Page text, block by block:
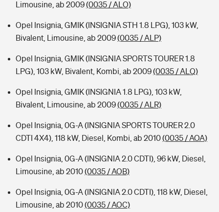
Limousine, ab 2009(0035 / ALO)
Opel Insignia, GMIK (INSIGNIA STH 1.8 LPG), 103 kW,
Bivalent, Limousine, ab 2009(0035 / ALP)
Opel Insignia, GMIK (INSIGNIA SPORTS TOURER 1.8
LPG), 103 kW, Bivalent, Kombi, ab 2009(0035 / ALQ)
Opel Insignia, GMIK (INSIGNIA 1.8 LPG), 103 kW,
Bivalent, Limousine, ab 2009(0035 / ALR)
Opel Insignia, 0G-A (INSIGNIA SPORTS TOURER 2.0
CDTI 4X4), 118 kW, Diesel, Kombi, ab 2010(0035 / AOA)
Opel Insignia, 0G-A (INSIGNIA 2.0 CDTI), 96 kW, Diesel,
Limousine, ab 2010(0035 / AOB)
Opel Insignia, 0G-A (INSIGNIA 2.0 CDTI), 118 kW, Diesel,
Limousine, ab 2010(0035 / AOC)